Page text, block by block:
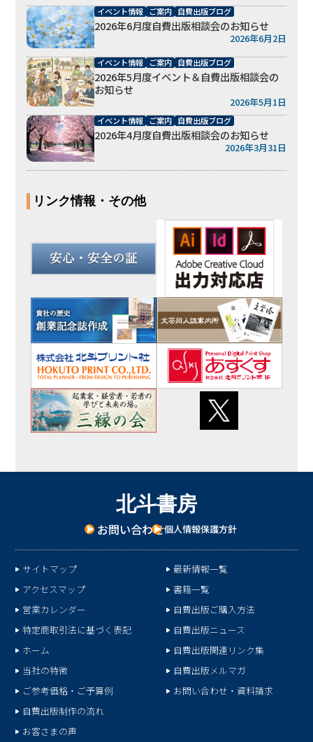
イベント情報 ご案内 自費出版ブログ
2026年6月度自費出版相談会のお知らせ
2026年6月2日
イベント情報 ご案内 自費出版ブログ
2026年5月度イベント＆自費出版相談会の
お知らせ
2026年5月1日
イベント情報 ご案内 自費出版ブログ
2026年4月度自費出版相談会のお知らせ
2026年3月31日
リンク情報・その他
北斗書房
お問い合わせ個人情報保護方針
サイトマップ
アクセスマップ
営業カレンダー
特定商取引法に基づく表記
ホーム
当社の特徴
ご参考価格・ご予算例
自費出版制作の流れ
お客さまの声
最新情報一覧
書籍一覧
自費出版ご購入方法
自費出版ニュース
自費出版関連リンク集
自費出版メルマガ
お問い合わせ・資料請求